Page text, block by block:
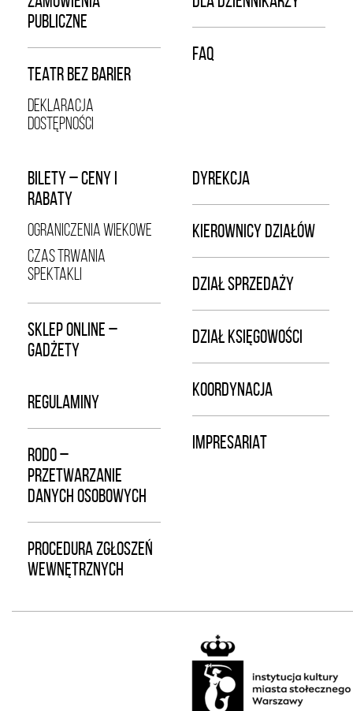
PUBLICZNE
TEATR BEZ BARIER
DEKLARACJA
DOSTĘPNOŚCI
FAQ
BILETY – CENY I
RABATY
OGRANICZENIA WIEKOWE
CZAS TRWANIA
SPEKTAKLI
SKLEP ONLINE –
GADŻETY
REGULAMINY
RODO –
PRZETWARZANIE
DANYCH OSOBOWYCH
PROCEDURA ZGŁOSZEŃ
WEWNĘTRZNYCH
DYREKCJA
KIEROWNICY DZIAŁÓW
DZIAŁ SPRZEDAŻY
DZIAŁ KSIĘGOWOŚCI
KOORDYNACJA
IMPRESARIAT